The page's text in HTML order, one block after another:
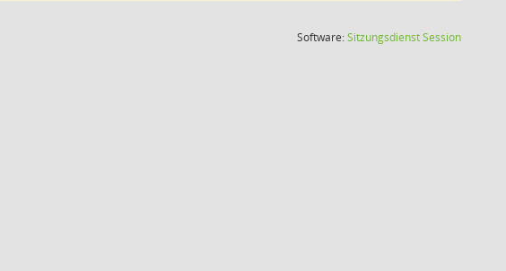
Software:SitzungsdienstSession(Wird in